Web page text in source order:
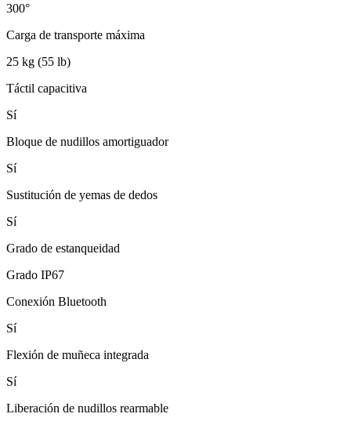
300°
Carga de transporte máxima
25 kg (55 lb)
Táctil capacitiva
Sí
Bloque de nudillos amortiguador
Sí
Sustitución de yemas de dedos
Sí
Grado de estanqueidad
Grado IP67
Conexión Bluetooth
Sí
Flexión de muñeca integrada
Sí
Liberación de nudillos rearmable